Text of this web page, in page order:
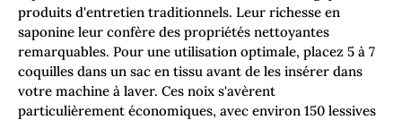
produits d'entretien traditionnels. Leur richesse en
saponine leur confère des propriétés nettoyantes
remarquables. Pour une utilisation optimale, placez 5 à 7
coquilles dans un sac en tissu avant de les insérer dans
votre machine à laver. Ces noix s'avèrent
particulièrement économiques, avec environ 150 lessives